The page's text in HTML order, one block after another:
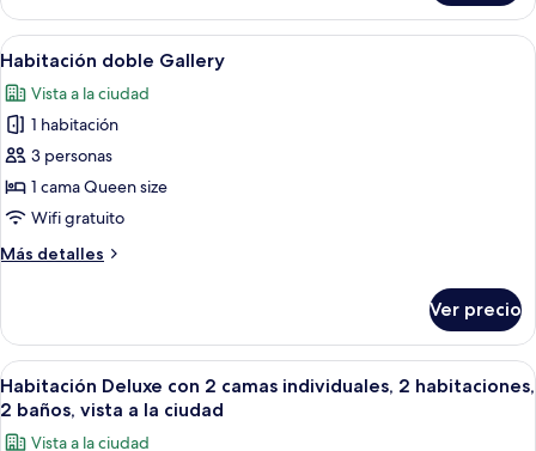
triple
superior
Abrir
todas
las
fotos
de
Habitación
doble
Una habitación de hotel con cama,
7
Habitación doble Gallery
Vista a la ciudad
1 habitación
3 personas
1 cama Queen size
Wifi gratuito
Más detalles
Más
doble
Gallery
Ver precio
Abrir
todas
las
Habitación de hotel con dos camas,
8
Habitación Deluxe con 2 camas individuales, 2 habitaciones,
2 baños, vista a la ciudad
Vista a la ciudad